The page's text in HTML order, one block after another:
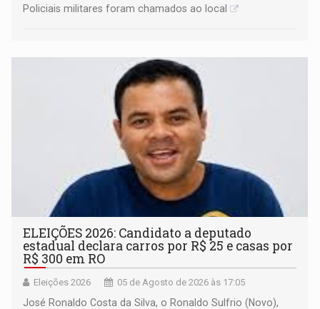
Policiais militares foram chamados ao local
ELEIÇÕES 2026: Candidato a deputado
estadual declara carros por R$ 25 e casas por
R$ 300 em RO
Eleições 2026 05 de Agosto de 2026 às 17:05
José Ronaldo Costa da Silva, o Ronaldo Sulfrio (Novo),